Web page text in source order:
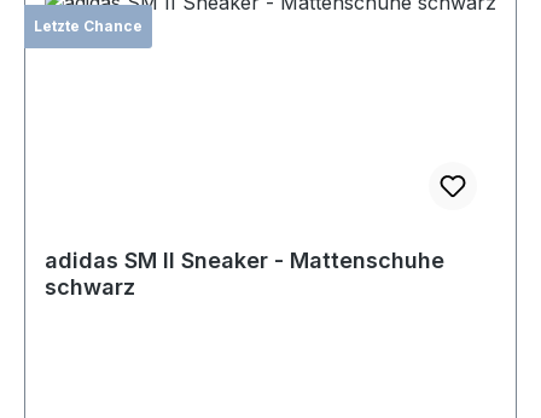
Letzte Chance
adidas SM II Sneaker - Mattenschuhe
schwarz